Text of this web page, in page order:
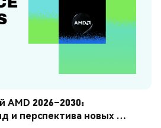
AMD 2026–2030:
и перспектива новых